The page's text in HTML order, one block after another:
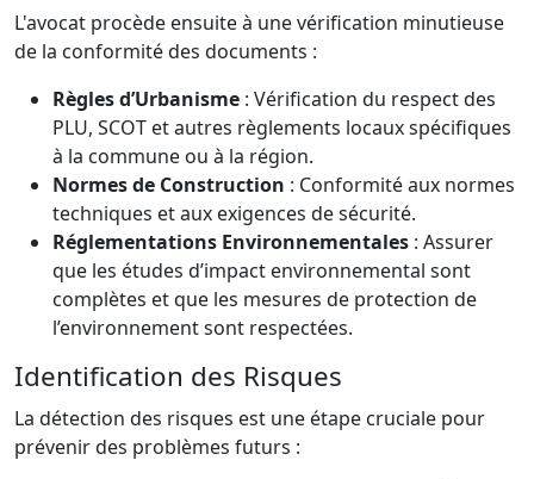
L'avocat procède ensuite à une vérification minutieuse
de la conformité des documents :
Règles d’Urbanisme : Vérification du respect des
PLU, SCOT et autres règlements locaux spécifiques
à la commune ou à la région.
Normes de Construction : Conformité aux normes
techniques et aux exigences de sécurité.
Réglementations Environnementales : Assurer
que les études d’impact environnemental sont
complètes et que les mesures de protection de
l’environnement sont respectées.
Identification des Risques
La détection des risques est une étape cruciale pour
prévenir des problèmes futurs :